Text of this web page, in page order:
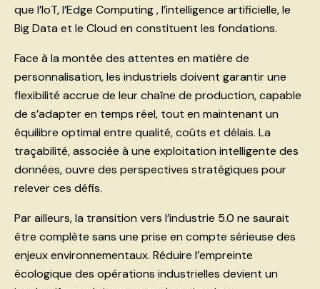
que l’IoT, l’Edge Computing , l’intelligence artificielle, le
Big Data et le Cloud en constituent les fondations.
Face à la montée des attentes en matière de
personnalisation, les industriels doivent garantir une
flexibilité accrue de leur chaîne de production, capable
de s’adapter en temps réel, tout en maintenant un
équilibre optimal entre qualité, coûts et délais. La
traçabilité, associée à une exploitation intelligente des
données, ouvre des perspectives stratégiques pour
relever ces défis.
Par ailleurs, la transition vers l’industrie 5.0 ne saurait
être complète sans une prise en compte sérieuse des
enjeux environnementaux. Réduire l’empreinte
écologique des opérations industrielles devient un